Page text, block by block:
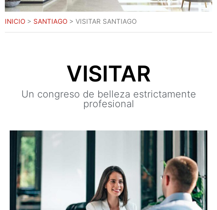
INICIO > SANTIAGO > VISITAR SANTIAGO
VISITAR
Un congreso de belleza estrictamente
profesional